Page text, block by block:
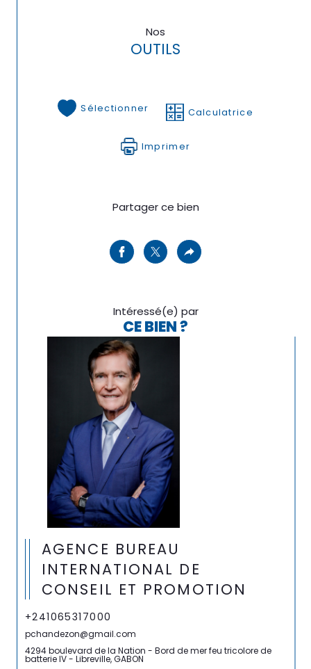
Nos
OUTILS
Sélectionner Calculatrice
Imprimer
Partager ce bien
Intéressé(e) par
CE BIEN ?
AGENCE BUREAU
INTERNATIONAL DE
CONSEIL ET PROMOTION
+241065317000
pchandezon@gmail.com
4294 boulevard de la Nation - Bord de mer feu tricolore de
batterie IV - Libreville, GABON